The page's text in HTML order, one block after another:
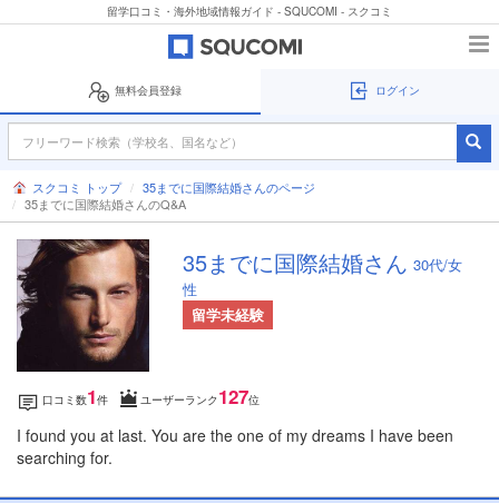
留学口コミ・海外地域情報ガイド - SQUCOMI - スクコミ
無料会員登録 ログイン
スクコミ トップ
35までに国際結婚さんのページ
35までに国際結婚さんのQ&A
35までに国際結婚さん 30代/女
性
留学未経験
口コミ数1件 ユーザーランク 127位
I found you at last. You are the one of my dreams I have been
searching for.